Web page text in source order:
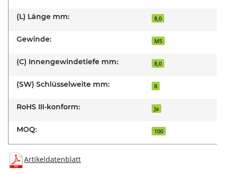
(L) Länge mm: 8,0
Gewinde: M5
(C) Innengewindetiefe mm: 8,0
(SW) Schlüsselweite mm: 8
RoHS III-konform: Ja
MOQ: 100
Artikeldatenblatt